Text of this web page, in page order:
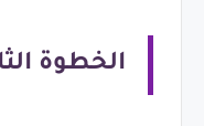
الخطوة